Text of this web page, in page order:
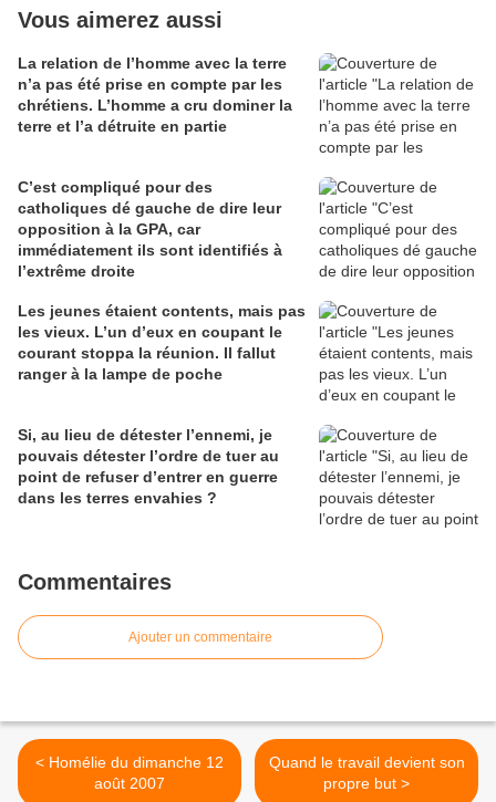
Vous aimerez aussi
La relation de l’homme avec la terre
n’a pas été prise en compte par les
chrétiens. L’homme a cru dominer la
terre et l’a détruite en partie
C’est compliqué pour des
catholiques dé gauche de dire leur
opposition à la GPA, car
immédiatement ils sont identifiés à
l’extrême droite
Les jeunes étaient contents, mais pas
les vieux. L’un d’eux en coupant le
courant stoppa la réunion. Il fallut
ranger à la lampe de poche
Si, au lieu de détester l’ennemi, je
pouvais détester l’ordre de tuer au
point de refuser d’entrer en guerre
dans les terres envahies ?
Commentaires
Ajouter un commentaire
< Homélie du dimanche 12
août 2007
Quand le travail devient son
propre but >